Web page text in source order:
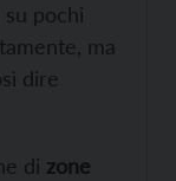
pochi
ma
dire
di zone